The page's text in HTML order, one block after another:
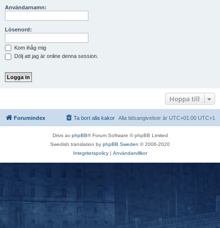
Användarnamn:
Lösenord:
Kom ihåg mig
Dölj att jag är online denna session.
Hoppa till
Forumindex Alla tidsangivelser är UTC+01:00 UTC+1
Ta bort alla kakor
Drivs av phpBB® Forum Software © phpBB Limited
Swedish translation by phpBB Sweden © 2006-2020
Integritetspolicy| Användarvillkor